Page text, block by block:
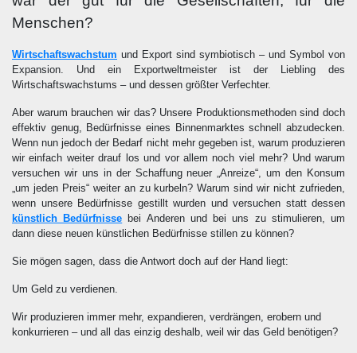
Menschen?
Wirtschaftswachstum und Export sind symbiotisch – und Symbol von
Expansion. Und ein Exportweltmeister ist der Liebling des
Wirtschaftswachstums – und dessen größter Verfechter.
Aber warum brauchen wir das? Unsere Produktionsmethoden sind doch
effektiv genug, Bedürfnisse eines Binnenmarktes schnell abzudecken.
Wenn nun jedoch der Bedarf nicht mehr gegeben ist, warum produzieren
wir einfach weiter drauf los und vor allem noch viel mehr? Und warum
versuchen wir uns in der Schaffung neuer „Anreize“, um den Konsum
„um jeden Preis“ weiter an zu kurbeln? Warum sind wir nicht zufrieden,
wenn unsere Bedürfnisse gestillt wurden und versuchen statt dessen
künstlich Bedürfnisse bei Anderen und bei uns zu stimulieren, um
dann diese neuen künstlichen Bedürfnisse stillen zu können?
Sie mögen sagen, dass die Antwort doch auf der Hand liegt:
Um Geld zu verdienen.
Wir produzieren immer mehr, expandieren, verdrängen, erobern und
konkurrieren – und all das einzig deshalb, weil wir das Geld benötigen?